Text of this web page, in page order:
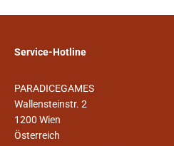
Service-Hotline
PARADICEGAMES
Wallensteinstr. 2
1200 Wien
Österreich